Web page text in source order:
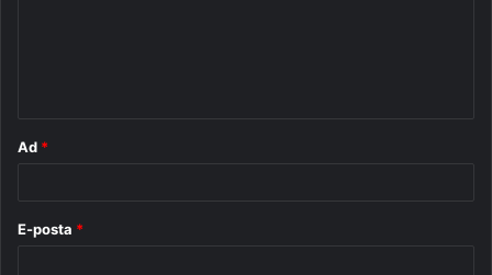
Ad *
E-posta *